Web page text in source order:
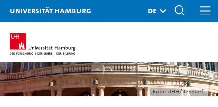
Universität Hamburg
Foto: UHH/Denstorf